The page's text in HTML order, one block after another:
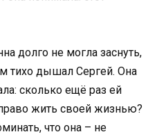
долго не могла заснуть,
тихо дышал Сергей. Она
сколько ещё раз ей
жить своей жизнью?
что она – не